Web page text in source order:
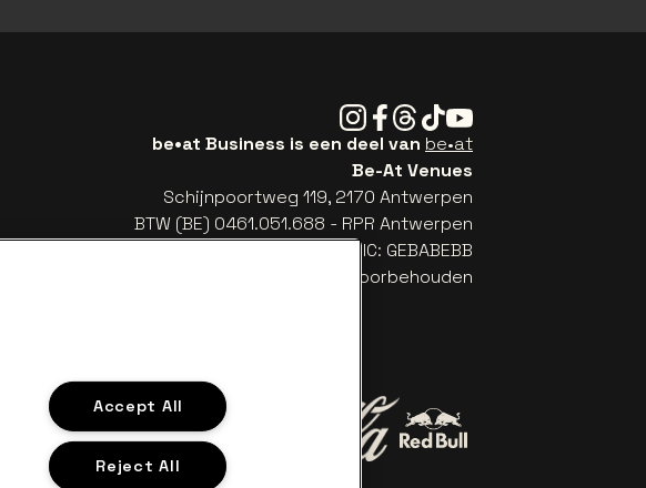
Instagram
Facebook
Threads
TiktokYoutube
be•at Business is een deel van be•at
Be-At Venues
Schijnpoortweg 119, 2170 Antwerpen
BTW (BE) 0461.051.688 - RPR Antwerpen
Fortis - IBAN: BE93 2200 4925 0067 - BIC: GEBABEBB
© be•at - Alle rechten voorbehouden
de website van JupilerGa naar de website van Coca-Cola
Accept All
Reject All